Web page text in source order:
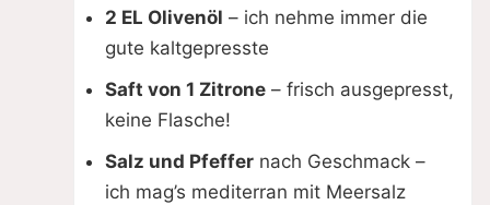
2 EL Olivenöl – ich nehme immer die
gute kaltgepresste
Saft von 1 Zitrone – frisch ausgepresst,
keine Flasche!
Salz und Pfeffer nach Geschmack –
ich mag’s mediterran mit Meersalz